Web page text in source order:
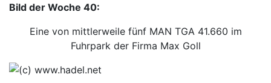
Bild der Woche 40:
Eine von mittlerweile fünf MAN TGA 41.660 im
Fuhrpark der Firma Max Goll